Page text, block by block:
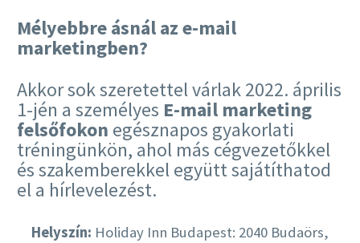
Mélyebbre ásnál az e-mail
marketingben?
Akkor sok szeretettel várlak 2022. április
1-jén a személyes E-mail marketing
felsőfokon egésznapos gyakorlati
tréningünkön, ahol más cégvezetőkkel
és szakemberekkel együtt sajátíthatod
el a hírlevelezést.
Helyszín: Holiday Inn Budapest: 2040 Budaörs,